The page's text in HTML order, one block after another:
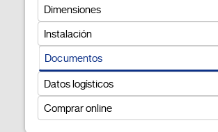
Dimensiones
Instalación
Documentos
Datos logísticos
Comprar online